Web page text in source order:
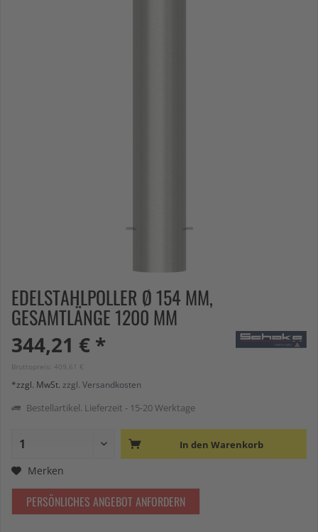
EDELSTAHLPOLLER Ø 154 MM,
GESAMTLÄNGE 1200 MM
344,21 € *
Bruttopreis: 409,61 €
*zzgl. MwSt. zzgl. Versandkosten
Bestellartikel. Lieferzeit - 15-20 Werktage
In den Warenkorb
Merken
PERSÖNLICHES ANGEBOT ANFORDERN